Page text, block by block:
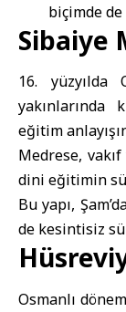
biçimde
Sibaiye
16. yüzyılda
yakınlarında
eğitim
Medrese,
dini eğitimin
Bu yapı,
de kesintisiz
Osmanlı